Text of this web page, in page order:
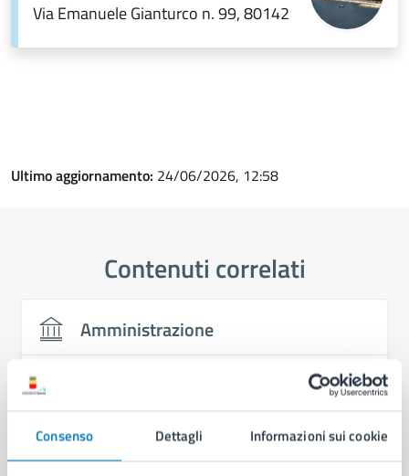
Consenso Dettagli Informazioni sui cookie
Via Emanuele Gianturco n. 99, 80142
Ultimo aggiornamento: 24/06/2026, 12:58
Contenuti correlati
Amministrazione
Commissione Istruzione e Cultura di Municipalità
Commissione Bilancio, Legalità, Attività
Produttive e Turismo di Municipalità 4 - Attiva dal